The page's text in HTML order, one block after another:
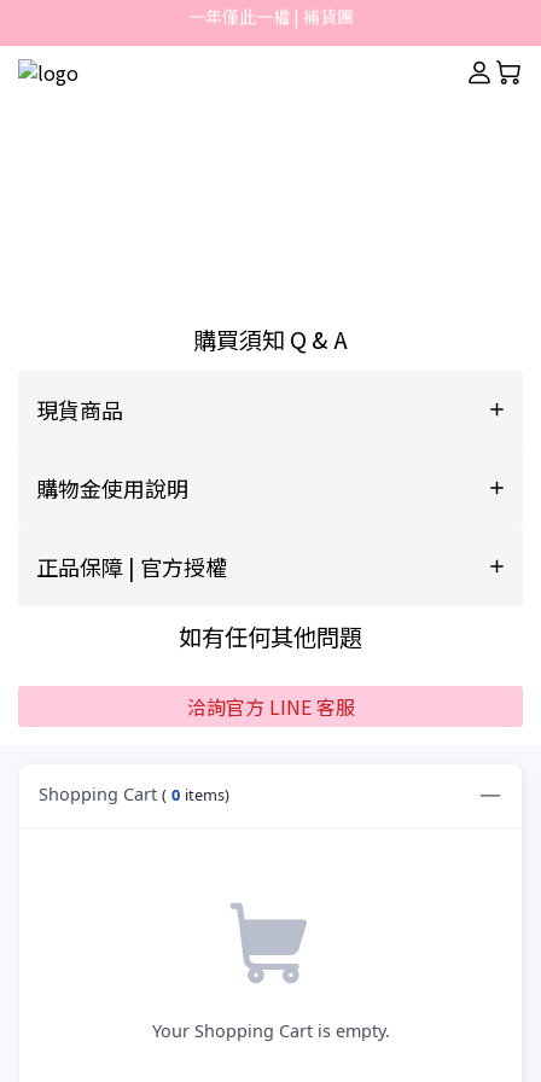
Welcome TAMIM x CLIO獨家團購
一年僅此一檔 | 補貨團
購買須知 Q & A
現貨商品
購物金使用說明
正品保障 | 官方授權
如有任何其他問題
洽詢官方 LINE 客服
Shopping Cart ( 0 items)
Your Shopping Cart is empty.